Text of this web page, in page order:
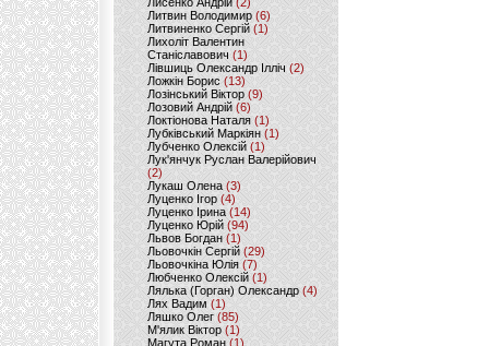
Литвин Володимир (6)
Литвиненко Сергій (1)
Лихоліт Валентин
Станіславович (1)
Лівшиць Олександр Ілліч (2)
Ложкін Борис(13)
Лозінський Віктор(9)
Лозовий Андрій (6)
Локтіонова Наталя (1)
Лубківський Маркіян(1)
Лубченко Олексій (1)
Лук'янчук Руслан Валерійович
(2)
Лукаш Олена (3)
Луценко Ігор (4)
Луценко Ірина (14)
Луценко Юрій (94)
Львов Богдан (1)
Льовочкін Сергій (29)
Льовочкіна Юлія(7)
Любченко Олексій(1)
Лялька (Горган) Олександр(4)
Лях Вадим (1)
Ляшко Олег (85)
М'ялик Віктор(1)
Магута Роман(1)